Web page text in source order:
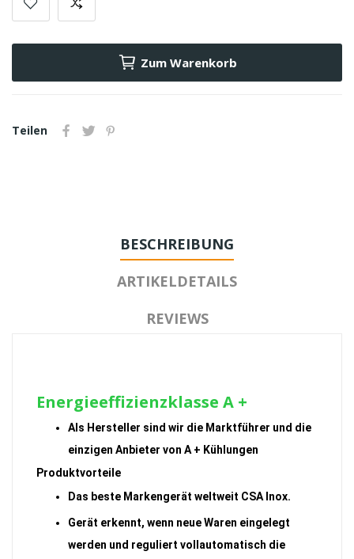
Zum Warenkorb
Teilen
BESCHREIBUNG
ARTIKELDETAILS
REVIEWS
Energieeffizienzklasse A +
Als Hersteller sind wir die Marktführer und die
einzigen Anbieter von A + Kühlungen
Produktvorteile
Das beste Markengerät weltweit CSA Inox.
Gerät erkennt, wenn neue Waren eingelegt
werden und reguliert vollautomatisch die